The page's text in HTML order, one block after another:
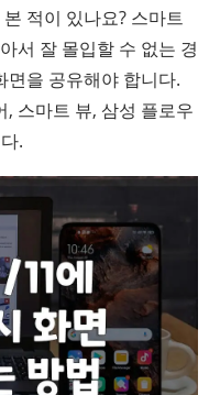
적이 있나요? 스마트
서 잘 몰입할 수 없는 경
면을 공유해야 합니다.
스마트 뷰, 삼성 플로우
.